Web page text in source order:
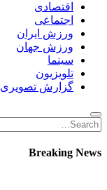
اقتصادی
اجتماعی
ورزش ایران
ورزش جهان
سینما
تلویزیون
گزارش تصویری
Search
for:
Search
Breaking News